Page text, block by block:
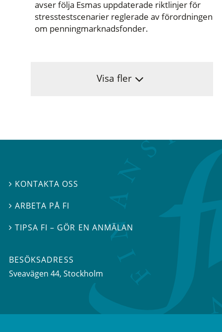
avser följa Esmas uppdaterade riktlinjer för
stresstestscenarier reglerade av förordningen
om penningmarknadsfonder.
Visa fler
 KONTAKTA OSS
 ARBETA PÅ FI
TIPSA FI – GÖR EN ANMÄLAN
BESÖKSADRESS
Sveavägen 44, Stockholm